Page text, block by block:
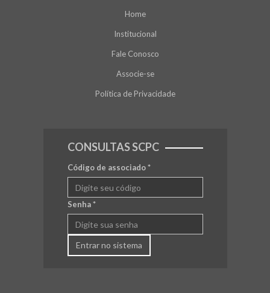
Home
Institucional
Fale Conosco
Associe-se
Política de Privacidade
CONSULTAS SCPC
Código de associado*
Senha*
Entrar no sistema